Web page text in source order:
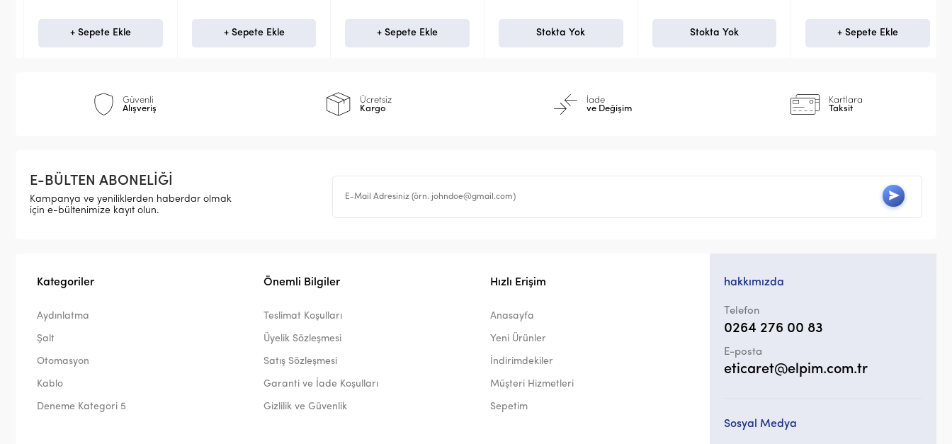
+ Sepete Ekle + Sepete Ekle + Sepete Ekle Stokta Yok Stokta Yok + Sepete Ekle
Güvenli
Alışveriş
Ücretsiz
Kargo
İade
ve Değişim
Kartlara
Taksit
E-BÜLTEN ABONELİĞİ
Kampanya ve yeniliklerden haberdar olmak
için e-bültenimize kayıt olun.
Kategoriler
Aydınlatma
Şalt
Otomasyon
Kablo
Deneme Kategori 5
Önemli Bilgiler
Teslimat Koşulları
Üyelik Sözleşmesi
Satış Sözleşmesi
Garanti ve İade Koşulları
Gizlilik ve Güvenlik
Hızlı Erişim
Anasayfa
Yeni Ürünler
İndirimdekiler
Müşteri Hizmetleri
Sepetim
hakkımızda
Telefon
0264 276 00 83
E-posta
eticaret@elpim.com.tr
Sosyal Medya